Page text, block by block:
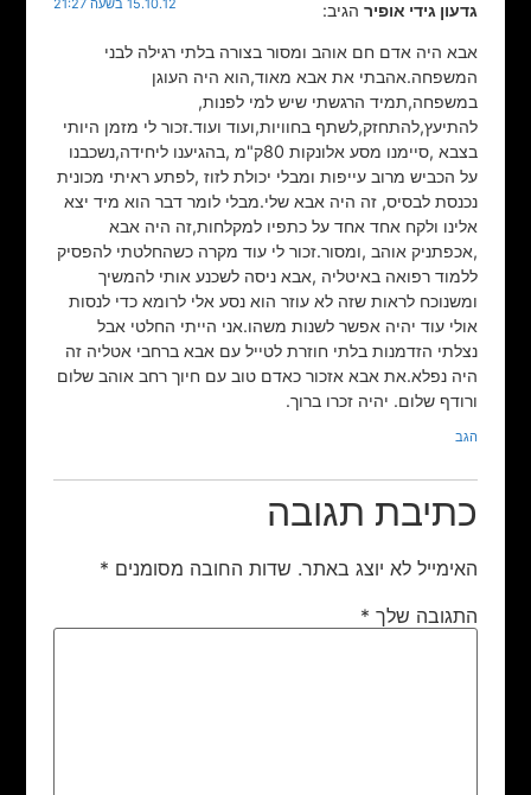
גדעון גידי אופיר הגיב:
אבא היה אדם חם אוהב ומסור בצורה בלתי רגילה לבני
המשפחה.אהבתי את אבא מאוד,הוא היה העוגן
במשפחה,תמיד הרגשתי שיש למי לפנות,
להתיעץ,להתחזק,לשתף בחוויות,ועוד ועוד.זכור לי מזמן היותי
בצבא ,סיימנו מסע אלונקות 80ק"מ ,בהגיענו ליחידה,נשכבנו
על הכביש מרוב עייפות ומבלי יכולת לזוז ,לפתע ראיתי מכונית
נכנסת לבסיס, זה היה אבא שלי.מבלי לומר דבר הוא מיד יצא
אלינו ולקח אחד אחד על כתפיו למקלחות,זה היה אבא
,אכפתניק אוהב ,ומסור.זכור לי עוד מקרה כשהחלטתי להפסיק
ללמוד רפואה באיטליה ,אבא ניסה לשכנע אותי להמשיך
ומשנוכח לראות שזה לא עוזר הוא נסע אלי לרומא כדי לנסות
אולי עוד יהיה אפשר לשנות משהו.אני הייתי החלטי אבל
נצלתי הזדמנות בלתי חוזרת לטייל עם אבא ברחבי אטליה זה
היה נפלא.את אבא אזכור כאדם טוב עם חיוך רחב אוהב שלום
ורודף שלום. יהיה זכרו ברוך.
הגב
כתיבת תגובה
האימייל לא יוצג באתר. שדות החובה מסומנים *
התגובה שלך *